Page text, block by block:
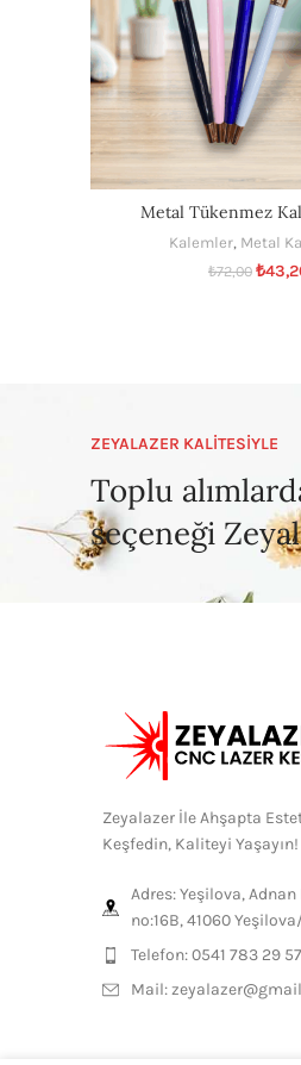
Metal Tükenmez
Kalemler, Metal
₺72,00 ₺
ZEYALAZER KALİTESİYLE
Toplu
seçeneği
Zeyalazer İle Ahşapta
Keşfedin, Kaliteyi Yaşayın!
Adres: Yeşilova, Adnan
no:16B, 41060
Telefon: 0541 783 29 57
Mail: